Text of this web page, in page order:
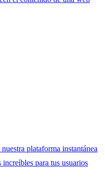
plataforma instantánea
increíbles para tus usuarios